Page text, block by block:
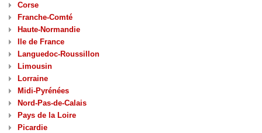
Corse
Franche-Comté
Haute-Normandie
Ile de France
Languedoc-Roussillon
Limousin
Lorraine
Midi-Pyrénées
Nord-Pas-de-Calais
Pays de la Loire
Picardie